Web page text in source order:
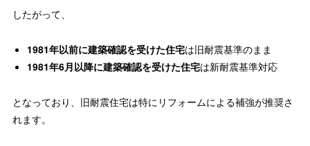
したがって、
1981年以前に建築確認を受けた住宅は旧耐震基準のまま
1981年6月以降に建築確認を受けた住宅は新耐震基準対応
となっており、旧耐震住宅は特にリフォームによる補強が推奨さ
れます。